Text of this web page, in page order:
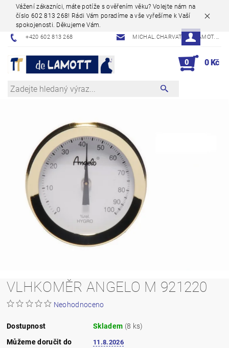
Vážení zákazníci, máte potíže s ověřením věku? Volejte nám na
číslo 602 813 268! Rádi Vám poradíme a vše vyřešíme k Vaší
spokojenosti. Děkujeme Vám.
+420 602 813 268 MICHAL.CHARVAT@DELAMOT.CZ
0 0 Kč
VLHKOMĚR ANGELO M 921220
Neohodnoceno
Dostupnost Skladem (8 ks)
Můžeme doručit do
11.8.2026